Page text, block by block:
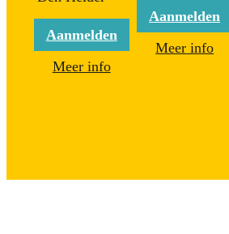
Aanmelden
Meer info
Aanmelden
Meer info